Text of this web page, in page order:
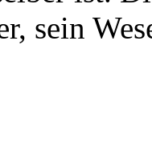
sein